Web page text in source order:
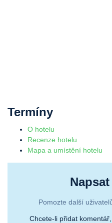
Termíny
O hotelu
Recenze hotelu
Mapa a umístění hotelu
Pomozte další
Chcete-li přidat